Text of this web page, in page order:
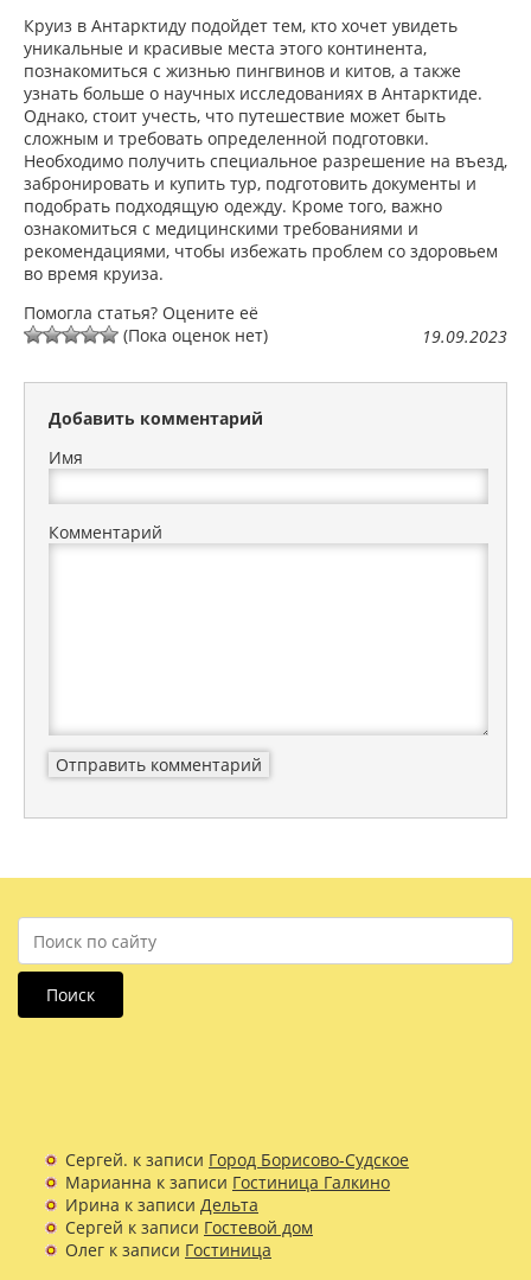
Круиз в Антарктиду подойдет тем, кто хочет увидеть
уникальные и красивые места этого континента,
познакомиться с жизнью пингвинов и китов, а также
узнать больше о научных исследованиях в Антарктиде.
Однако, стоит учесть, что путешествие может быть
сложным и требовать определенной подготовки.
Необходимо получить специальное разрешение на въезд,
забронировать и купить тур, подготовить документы и
подобрать подходящую одежду. Кроме того, важно
ознакомиться с медицинскими требованиями и
рекомендациями, чтобы избежать проблем со здоровьем
во время круиза.
19.09.2023
Помогла статья? Оцените её
(Пока оценок нет)
Добавить комментарий
Имя
Комментарий
Поиск
Сергей. к записи Город Борисово-Судское
Марианна к записи Гостиница Галкино
Ирина к записи Дельта
Сергей к записи Гостевой дом
Олег к записи Гостиница